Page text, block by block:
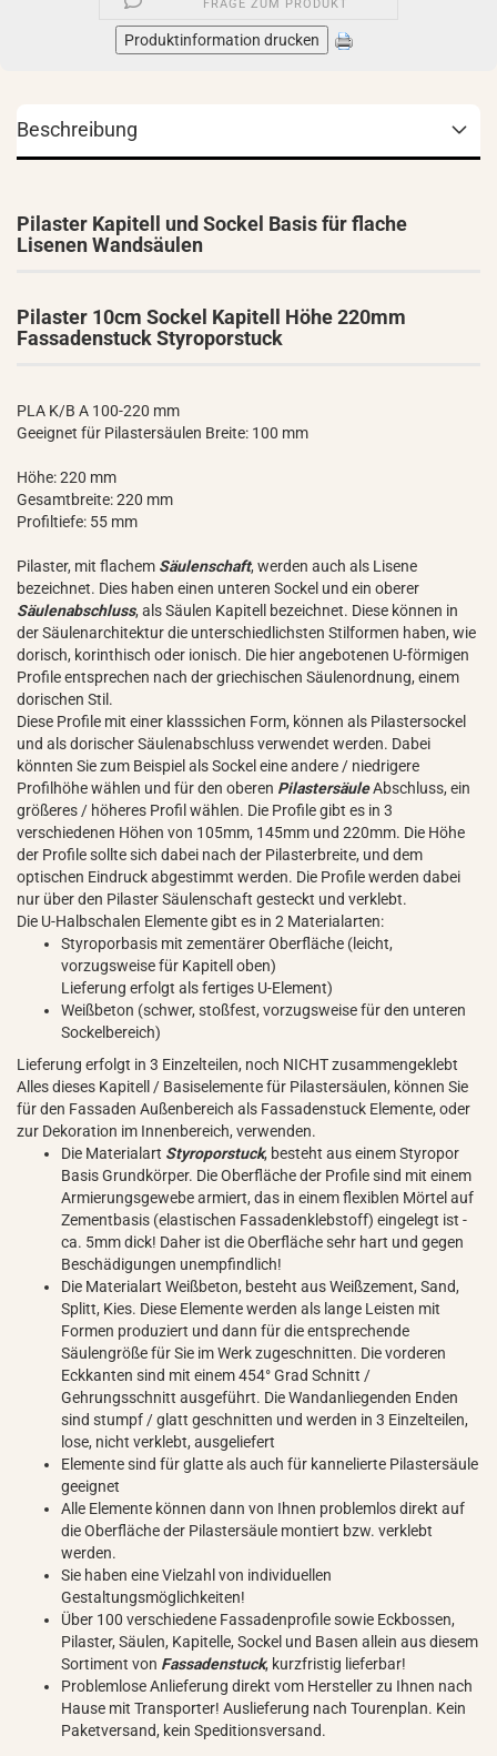
FRAGE ZUM PRODUKT
Produktinformation drucken
Beschreibung
Pilaster Kapitell und Sockel Basis für flache
Lisenen Wandsäulen
Pilaster 10cm Sockel Kapitell Höhe 220mm
Fassadenstuck Styroporstuck
PLA K/B A 100-220 mm
Geeignet für Pilastersäulen Breite: 100 mm
Höhe: 220 mm
Gesamtbreite: 220 mm
Profiltiefe: 55 mm
Pilaster, mit flachem Säulenschaft, werden auch als Lisene
bezeichnet. Dies haben einen unteren Sockel und ein oberer
Säulenabschluss, als Säulen Kapitell bezeichnet. Diese können in
der Säulenarchitektur die unterschiedlichsten Stilformen haben, wie
dorisch, korinthisch oder ionisch. Die hier angebotenen U-förmigen
Profile entsprechen nach der griechischen Säulenordnung, einem
dorischen Stil.
Diese Profile mit einer klasssichen Form, können als Pilastersockel
und als dorischer Säulenabschluss verwendet werden. Dabei
könnten Sie zum Beispiel als Sockel eine andere / niedrigere
Profilhöhe wählen und für den oberen PilastersäuleAbschluss, ein
größeres / höheres Profil wählen. Die Profile gibt es in 3
verschiedenen Höhen von 105mm, 145mm und 220mm. Die Höhe
der Profile sollte sich dabei nach der Pilasterbreite, und dem
optischen Eindruck abgestimmt werden. Die Profile werden dabei
nur über den Pilaster Säulenschaft gesteckt und verklebt.
Die U-Halbschalen Elemente gibt es in 2 Materialarten:
Styroporbasis mit zementärer Oberfläche (leicht,
vorzugsweise für Kapitell oben)
Lieferung erfolgt als fertiges U-Element)
Weißbeton (schwer, stoßfest, vorzugsweise für den unteren
Sockelbereich)
Lieferung erfolgt in 3 Einzelteilen, noch NICHT zusammengeklebt
Alles dieses Kapitell / Basiselemente für Pilastersäulen, können Sie
für den Fassaden Außenbereich als Fassadenstuck Elemente, oder
zur Dekoration im Innenbereich, verwenden.
Die Materialart Styroporstuck, besteht aus einem Styropor
Basis Grundkörper. Die Oberfläche der Profile sind mit einem
Armierungsgewebe armiert, das in einem flexiblen Mörtel auf
Zementbasis (elastischen Fassadenklebstoff) eingelegt ist -
ca. 5mm dick! Daher ist die Oberfläche sehr hart und gegen
Beschädigungen unempfindlich!
Die Materialart Weißbeton, besteht aus Weißzement, Sand,
Splitt, Kies. Diese Elemente werden als lange Leisten mit
Formen produziert und dann für die entsprechende
Säulengröße für Sie im Werk zugeschnitten. Die vorderen
Eckkanten sind mit einem 454° Grad Schnitt /
Gehrungsschnitt ausgeführt. Die Wandanliegenden Enden
sind stumpf / glatt geschnitten und werden in 3 Einzelteilen,
lose, nicht verklebt, ausgeliefert
Elemente sind für glatte als auch für kannelierte Pilastersäule
geeignet
Alle Elemente können dann von Ihnen problemlos direkt auf
die Oberfläche der Pilastersäule montiert bzw. verklebt
werden.
Sie haben eine Vielzahl von individuellen
Gestaltungsmöglichkeiten!
Über 100 verschiedene Fassadenprofile sowie Eckbossen,
Pilaster, Säulen, Kapitelle, Sockel und Basen allein aus diesem
Sortiment von Fassadenstuck, kurzfristig lieferbar!
Problemlose Anlieferung direkt vom Hersteller zu Ihnen nach
Hause mit Transporter! Auslieferung nach Tourenplan. Kein
Paketversand, kein Speditionsversand.